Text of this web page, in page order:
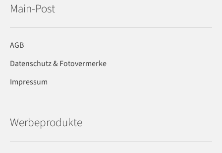
Main-Post
AGB
Datenschutz & Fotovermerke
Impressum
Werbeprodukte